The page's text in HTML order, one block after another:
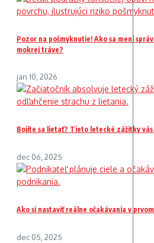
Pozor na pošmyknutie! Ako sa mení
mokrej tráve?
jan 10, 2026
Bojíte sa lietať? Tieto letecké zážitky
dec 06, 2025
Ako si nastaviť reálne očakávania v
dec 05, 2025